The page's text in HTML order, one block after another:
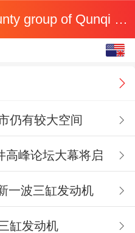
Dongguang county group of Qunqi machinery manufac
仍有较大空间
高峰论坛大幕将启
一波三缸发动机
缸发动机